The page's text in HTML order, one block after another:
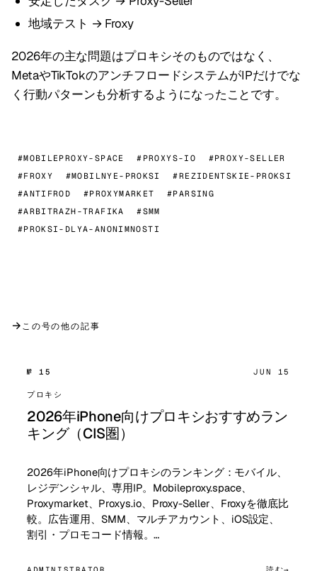
地域テスト → Froxy
2026年の主な問題はプロキシそのものではなく、
MetaやTikTokのアンチフロードシステムがIPだけでな
く行動パターンも分析するようになったことです。
#MOBILEPROXY-SPACE #PROXYS-IO
#PROXY-SELLER
#FROXY
#MOBILNYE-PROKSI
#REZIDENTSKIE-PROKSI
#ANTIFROD
#PROXYMARKET
#PARSING
#ARBITRAZH-TRAFIKA
#SMM
#PROKSI-DLYA-ANONIMNOSTI
→ この号の他の記事
№ 15 JUN 15
プロキシ
2026年iPhone向けプロキシおすすめラン
キング（CIS圏）
2026年iPhone向けプロキシのランキング：モバイル、
レジデンシャル、専用IP。Mobileproxy.space、
Proxymarket、Proxys.io、Proxy-Seller、Froxyを徹底比
較。広告運用、SMM、マルチアカウント、iOS設定、
割引・プロモコード情報。…